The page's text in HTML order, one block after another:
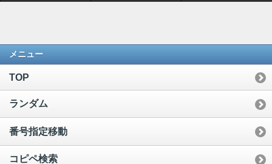
メニュー
TOP
ランダム
番号指定移動
コピペ検索